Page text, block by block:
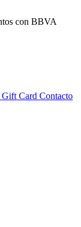
con BBVA
Gift Card Contacto